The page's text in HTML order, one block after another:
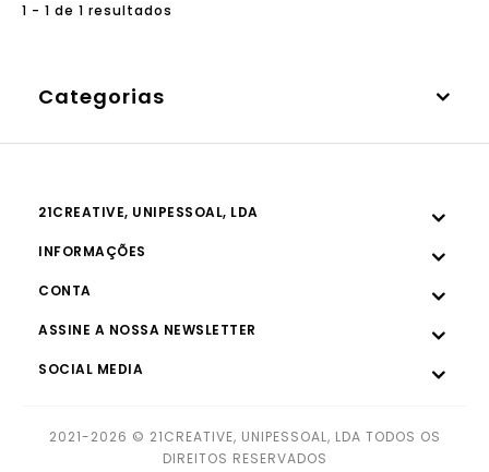
1 - 1 de 1 resultados
Categorias
21CREATIVE, UNIPESSOAL, LDA
INFORMAÇÕES
CONTA
ASSINE A NOSSA NEWSLETTER
SOCIAL MEDIA
2021-2026 © 21CREATIVE, UNIPESSOAL, LDA TODOS OS
DIREITOS RESERVADOS